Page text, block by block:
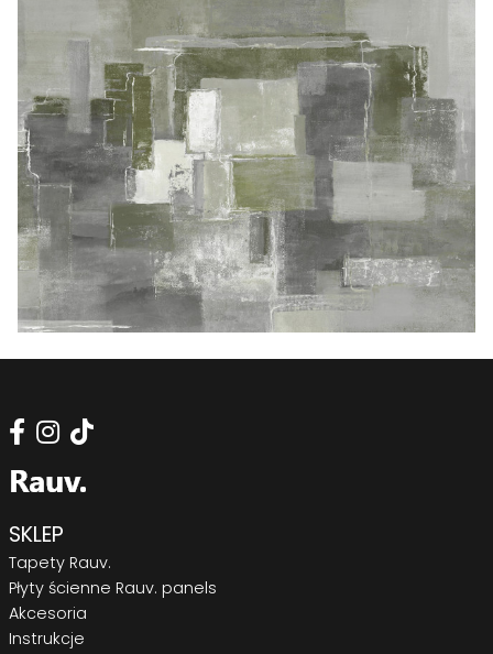
SKLEP
Tapety Rauv.
Płyty ścienne Rauv. panels
Akcesoria
Instrukcje